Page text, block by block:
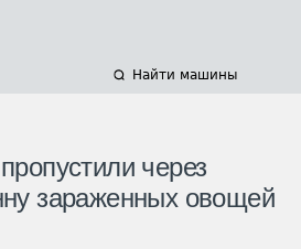
Найти машины
через
зараженных овощей